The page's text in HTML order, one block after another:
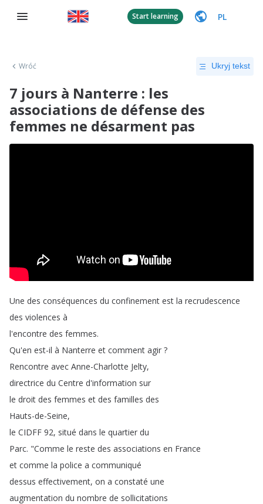
Start learning PL
Wróć Ukryj tekst
7 jours à Nanterre : les
associations de défense des
femmes ne désarment pas
Une des conséquences du confinement est la recrudescence
des violences à
l'encontre des femmes.
Qu'en est-il à Nanterre et comment agir ?
Rencontre avec Anne-Charlotte Jelty,
directrice du Centre d'information sur
le droit des femmes et des familles des
Hauts-de-Seine,
le CIDFF 92, situé dans le quartier du
Parc. "Comme le reste des associations en France
et comme la police a communiqué
dessus effectivement, on a constaté une
augmentation du nombre de sollicitations